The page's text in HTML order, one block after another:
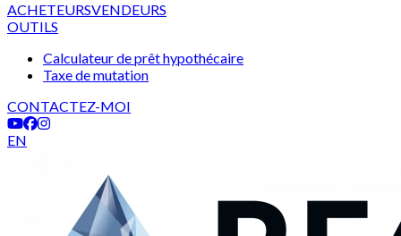
ACHETEURSVENDEURS
OUTILS
Calculateur de prêt hypothécaire
Taxe de mutation
CONTACTEZ-MOI
EN